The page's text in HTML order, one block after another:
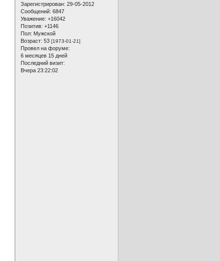
Зарегистрирован: 29-05-2012
Сообщений: 6847
Уважение: +16042
Позитив: +1146
Пол: Мужской
Возраст: 53 [1973-01-21]
Провел на форуме:
6 месяцев 15 дней
Последний визит:
Вчера 23:22:02